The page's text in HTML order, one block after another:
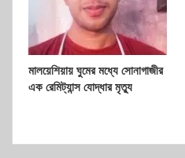
মালয়েশিয়ায় ঘুমের মধ্যে সোনাগাজীর
এক রেমিট্যান্স যোদ্ধার মৃত্যু